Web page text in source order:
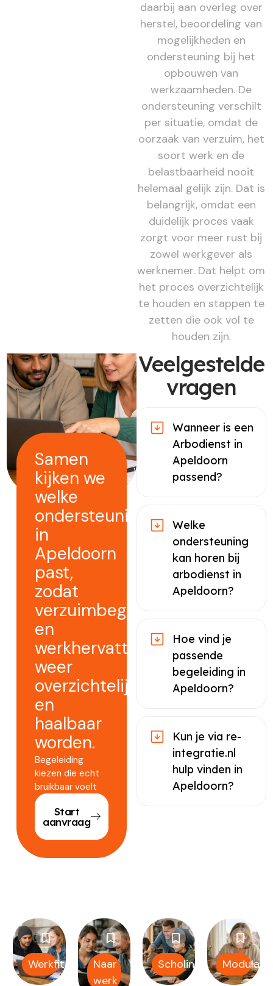
daarbij aan overleg over
herstel, beoordeling van
mogelijkheden en
ondersteuning bij het
opbouwen van
werkzaamheden. De
ondersteuning verschilt
per situatie, omdat de
oorzaak van verzuim, het
soort werk en de
belastbaarheid nooit
helemaal gelijk zijn. Dat is
belangrijk, omdat een
duidelijk proces vaak
zorgt voor meer rust bij
zowel werkgever als
werknemer. Dat helpt om
het proces overzichtelijk
te houden en stappen te
zetten die ook vol te
houden zijn.
Samen
kijken we
welke
ondersteuning
in
Apeldoorn
past,
zodat
verzuimbegeleiding
en
werkhervatting
weer
overzichtelijk
en
haalbaar
worden.
Begeleiding
kiezen die echt
bruikbaar voelt
Start
aanvraag
Veelgestelde
vragen
Wanneer is een
Arbodienst in
Apeldoorn
passend?
Welke
ondersteuning
kan horen bij
arbodienst in
Apeldoorn?
Hoe vind je
passende
begeleiding in
Apeldoorn?
Kun je via re-
integratie.nl
hulp vinden in
Apeldoorn?
Werkfit
Naar
werk
Scholing Modulair